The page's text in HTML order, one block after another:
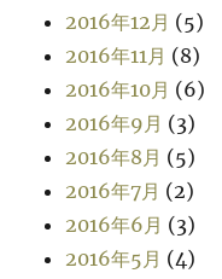
2016年12月 (5)
2016年11月 (8)
2016年10月 (6)
2016年9月 (3)
2016年8月 (5)
2016年7月 (2)
2016年6月 (3)
2016年5月 (4)